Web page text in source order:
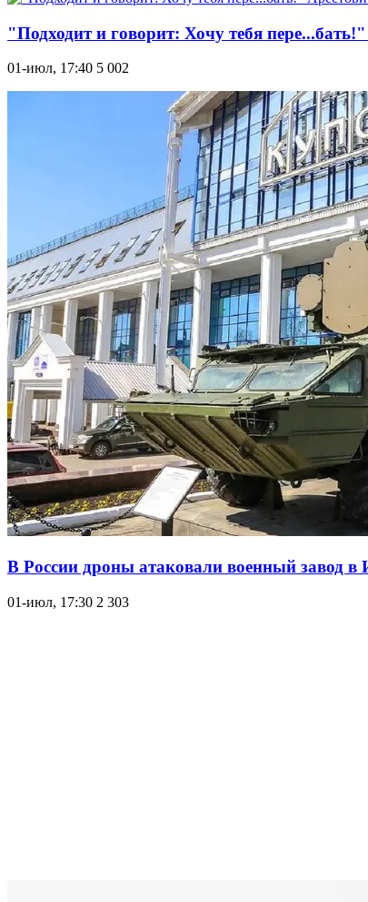
"Подходит и говорит: Хочу тебя
01-июл, 17:40 5 002
В России дроны атаковали военный завод
01-июл, 17:30 2 303